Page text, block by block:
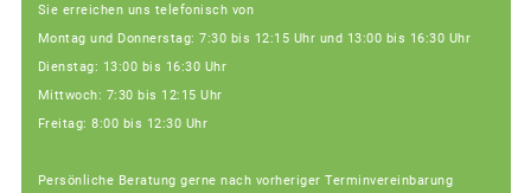
Sie erreichen uns telefonisch von
Montag und Donnerstag: 7:30 bis 12:15 Uhr und 13:00 bis 16:30 Uhr
Dienstag: 13:00 bis 16:30 Uhr
Mittwoch: 7:30 bis 12:15 Uhr
Freitag: 8:00 bis 12:30 Uhr
Persönliche Beratung gerne nach vorheriger Terminvereinbarung